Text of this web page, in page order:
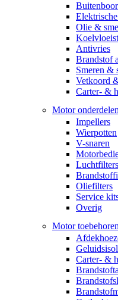
Olie &
Antivries
Brandstof
Smeren &
Vetkoord
Carter- &
Motor onderdelen
Impellers
Wierpotten
V-snaren
Luchtfilters
Oliefilters
Service
Overig
Motor toebehoren
Carter- &